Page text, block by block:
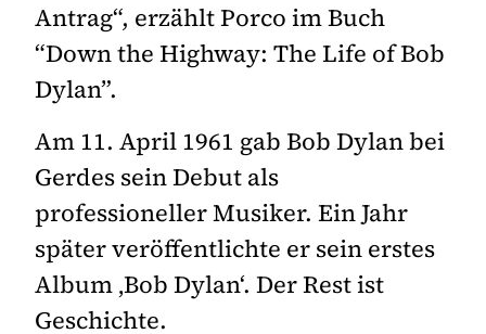
Antrag“, erzählt Porco im Buch
“Down the Highway: The Life of Bob
Dylan”.
Am 11. April 1961 gab Bob Dylan bei
Gerdes sein Debut als
professioneller Musiker. Ein Jahr
später veröffentlichte er sein erstes
Album ‚Bob Dylan‘. Der Rest ist
Geschichte.